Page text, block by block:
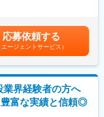
料作成、個別訪問 等）
月・12月）賃金はあくま
下する可能性がありま
す。
応募依頼する
エージェントサービス）
業界経験者の方へ
豊富な実績と信頼◎